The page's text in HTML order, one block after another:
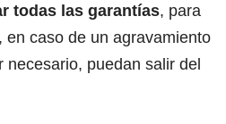
todas las garantías, para
en caso de un agravamiento
necesario, puedan salir del